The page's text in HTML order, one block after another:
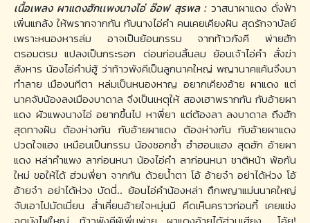
เนื้อเพลง ผาแดงฮักเเพงนางไอ่ อ๊อฟ สุรพล : วาสนาผาแดง ดั่งฟ้า
เพิ่นแกล้ง ให้พรากจากกัน กับนางไอ่คำ คนเคยเคียงฝัน สุดรักจาบัลย์
เพราะหนองหารล่ม อาจเป็นย้อนกรรม จากท้าวภังคี พ่ายฮัก
ตรอมตรม แปลงเป็นกระรอก ด่อนก่อนสิ้นลม ย้อนเจ้าไอ่คำ สั่งฆ่า
สังหาร น้องไอ่คำบ่ฮู้ ว่าท้าวพังคีเป็นลูกนาคใหญ่ พญานาคแค้นจึงมา
ทำลาย เมืองนทีตา หล่มเป็นหนองหาญ อยากเคียงอ้าย ผาแดง แต่
นาคจับน้องลงเมืองบาดาล จึงเป็นเหตุให้ สองเฮาพรากกัน กับอ้ายผา
แดง ผัวแพงนางไอ่ อยากขึ้นไป หาพี่ยา แต่ต้องลา ลงบาดาล ถึงฮัก
สุดทางฝัน ต้องห่างกัน กับอ้ายผาแดง ต้องห่างกัน กับอ้ายผาแดง
ปวดใจแฮง เหมือนเป็นกรรม น้องชอกช้ำ ฮำฮอนแฮง สุดฮัก อ้ายผา
แดง หล่าคำแพง ลาก่อนหนา น้องไอ่คำ ลาก่อนหนา ชาติหน้า พ้อกัน
ใหม่ ขอให้ได้ ฮ่วมพี่ยา จากกัน ด้วยน้ำตา โอ้ อ้ายจ๋า อย่าได้ห่วง โอ้
อ้ายจ๋า อย่าได้ห่วง บัดนี่.. ย้อนไอ่คำน้องหล่า ถืกพญาแม่นนาคใหญ่
จับเอาไปมัดเมี่ยน ส่ำเคี่ยนอ้ายใจหมุ่นมี คึดเห็นคราวก่อนกี้ เคยแข่ง